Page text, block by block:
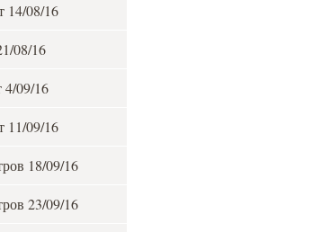
08/16
08/16
09/16
09/16
18/09/16
23/09/16